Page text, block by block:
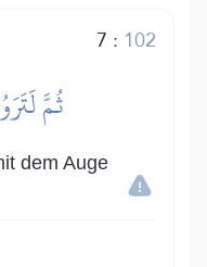
7 : 102
ثُمَّ
dem Auge